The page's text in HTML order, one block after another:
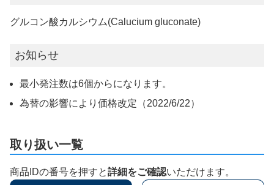
グルコン酸カルシウム(Calucium gluconate)
お知らせ
最小発注数は6個からになります。
為替の影響により価格改定（2022/6/22）
取り扱い一覧
商品IDの番号を押すと詳細をご確認いただけます。